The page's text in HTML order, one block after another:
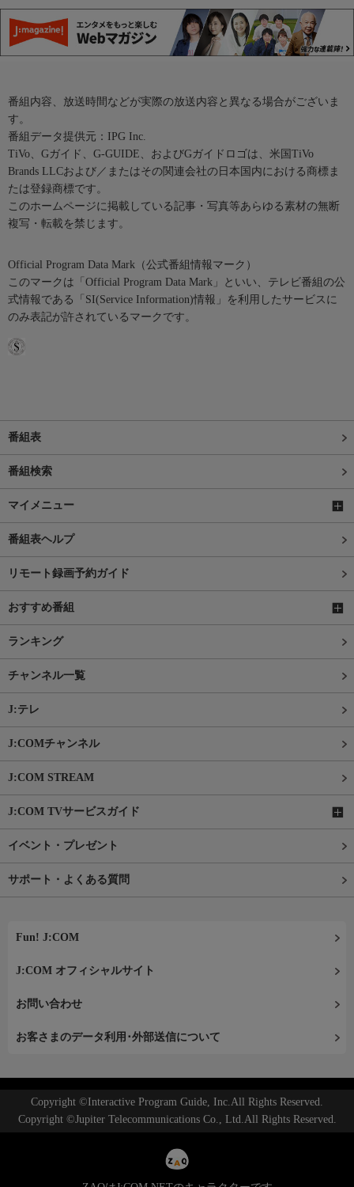
番組内容、放送時間などが実際の放送内容と異なる場合がございま
す。
番組データ提供元：IPG Inc.
TiVo、Gガイド、G-GUIDE、およびGガイドロゴは、米国TiVo
Brands LLCおよび／またはその関連会社の日本国内における商標ま
たは登録商標です。
このホームページに掲載している記事・写真等あらゆる素材の無断
複写・転載を禁じます。
Official Program Data Mark（公式番組情報マーク）
このマークは「Official Program Data Mark」といい、テレビ番組の公
式情報である「SI(Service Information)情報」を利用したサービスに
のみ表記が許されているマークです。
番組表
番組検索
マイメニュー
番組表ヘルプ
リモート録画予約ガイド
おすすめ番組
ランキング
チャンネル一覧
J:テレ
J:COMチャンネル
J:COM STREAM
J:COM TVサービスガイド
イベント・プレゼント
サポート・よくある質問
Fun! J:COM
J:COM オフィシャルサイト
お問い合わせ
お客さまのデータ利用･外部送信について
Copyright ©Interactive Program Guide, Inc.All Rights Reserved.
Copyright ©Jupiter Telecommunications Co., Ltd.All Rights Reserved.